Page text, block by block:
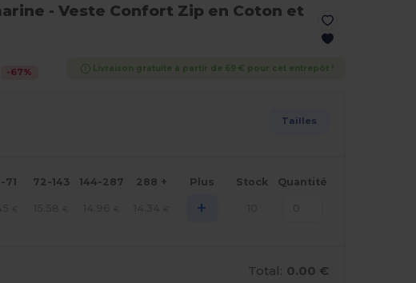
- Veste Confort Zip en Coton et
-67% Livraison gratuite à partir de 69 € pour cet entrepôt !
Tailles
71 72-143 144-287 288 + Plus Stock Quantité
+
Total: 0.00 €